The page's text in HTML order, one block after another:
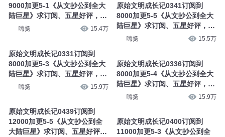
9000加更5-1《从文抄公到全大
陆巨星》求订阅、五星好评，有
加更嗨扬 15.4万
原始文明成长记0331订阅到
8000加更5-3《从文抄公到全大
陆巨星》求订阅、五星好评，有
加更嗨扬 15.9万
原始文明成长记0439订阅到
12000加更5-5《从文抄公到全
大陆巨星》求订阅、五星好评，
原始文明成长记0341订阅到
8000加更5-5《从文抄公到全大
陆巨星》求订阅、五星好评，有
加更嗨扬 15.5万
原始文明成长记0336订阅到
8000加更5-4《从文抄公到全大
陆巨星》求订阅、五星好评，有
加更嗨扬 15.9万
原始文明成长记0400订阅到
11000加更5-3《从文抄公到全